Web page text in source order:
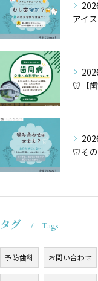
タグ Tags
予防歯科 お問い合わせ